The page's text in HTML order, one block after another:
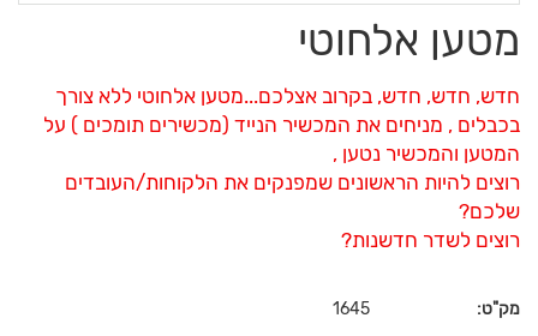
מטען אלחוטי
חדש, חדש, חדש, בקרוב אצלכם...מטען אלחוטי ללא צורך
בכבלים , מניחים את המכשיר הנייד (מכשירים תומכים ) על
המטען והמכשיר נטען ,
רוצים להיות הראשונים שמפנקים את הלקוחות/העובדים
שלכם?
רוצים לשדר חדשנות?
מק"ט:
1645